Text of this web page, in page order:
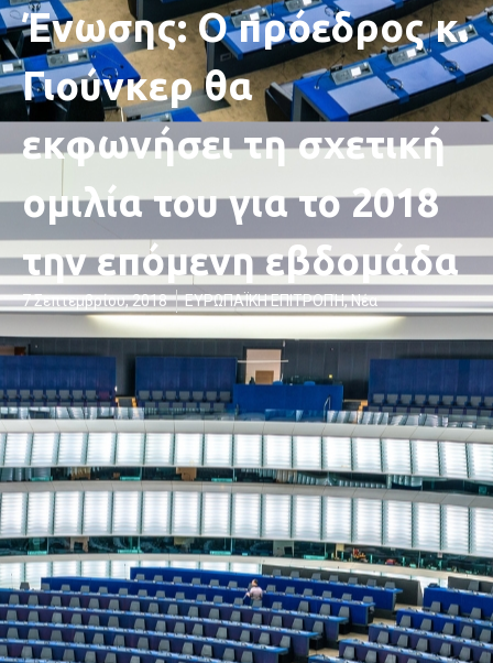
Ένωσης: Ο πρόεδρος κ.
Γιούνκερ θα
εκφωνήσει τη σχετική
ομιλία του για το 2018
την επόμενη εβδομάδα
7 Σεπτεμβρίου, 2018 ΕΥΡΩΠΑΪΚΗ ΕΠΙΤΡΟΠΉ,Νέα